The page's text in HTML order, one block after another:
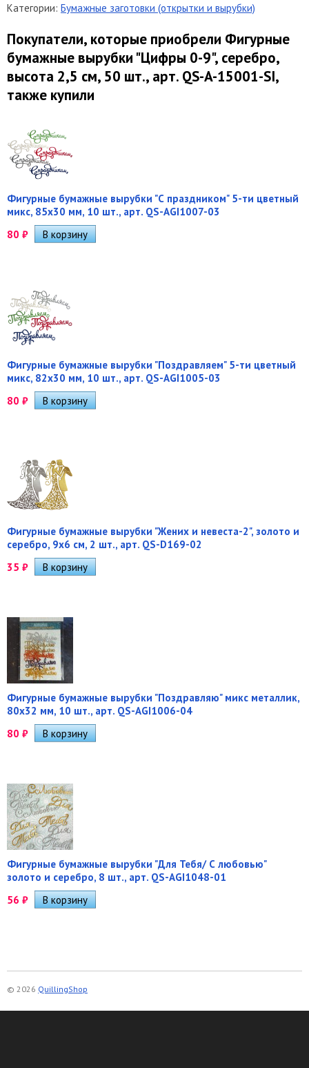
Категории: Бумажные заготовки (открытки и вырубки)
Покупатели, которые приобрели Фигурные
бумажные вырубки "Цифры 0-9", серебро,
высота 2,5 см, 50 шт., арт. QS-A-15001-SI,
также купили
Фигурные бумажные вырубки "С праздником" 5-ти цветный
микс, 85х30 мм, 10 шт., арт. QS-AGI1007-03
80 ₽
Фигурные бумажные вырубки "Поздравляем" 5-ти цветный
микс, 82х30 мм, 10 шт., арт. QS-AGI1005-03
80 ₽
Фигурные бумажные вырубки "Жених и невеста-2", золото и
серебро, 9х6 см, 2 шт., арт. QS-D169-02
35 ₽
Фигурные бумажные вырубки "Поздравляю" микс металлик,
80х32 мм, 10 шт., арт. QS-AGI1006-04
80 ₽
Фигурные бумажные вырубки "Для Тебя/ С любовью"
золото и серебро, 8 шт., арт. QS-AGI1048-01
56 ₽
© 2026 QuillingShop